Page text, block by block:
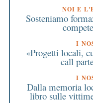
NOI E
Sosteniamo
I
«Progetti locali,
call
I
Dalla memoria
libro sulle